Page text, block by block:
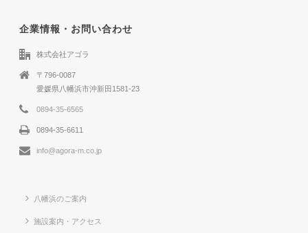
企業情報・お問い合わせ
株式会社アゴラ
〒796-0087
愛媛県八幡浜市沖新田1581-23
0894-35-6565
0894-35-6611
info@agora-m.co.jp
八幡浜のご案内
施設案内・アクセス